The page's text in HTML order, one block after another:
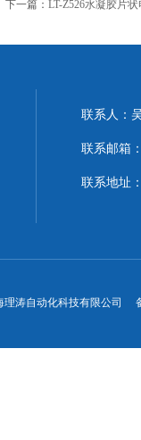
下一篇： LT-Z526水凝胶片
联系人：
联系邮箱
联系地址
理涛自动化科技有限公司